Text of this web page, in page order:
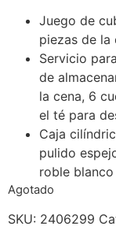
Juego de
piezas de la
Servicio
de
la cena, 6
el té para
Caja
pulido
roble
Agotado
SKU: 2406299